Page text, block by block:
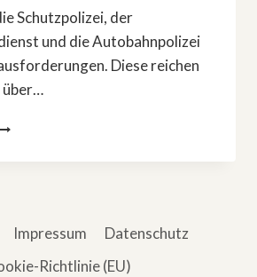
Schutzpolizei, der
und die Autobahnpolizei
Diese reichen
über…
Impressum
Datenschutz
Richtlinie (EU)